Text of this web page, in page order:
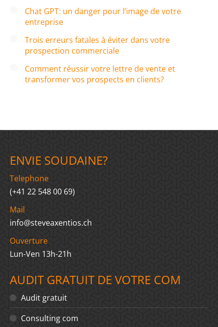
Chat GPT: un danger pour l’image de votre
entreprise
Trois erreurs fatales à éviter dans votre
prospection commerciale
Comment réussir votre lettre de vente et
transformer vos prospects en clients?
ENVIE SOUDAINE?
Telephone
(+41 22 548 00 69)
Mail
info@steveaxentios.ch
Ouverture
Lun-Ven 13h-21h
AUDIT GRATUIT DE VOTRE COM
Audit gratuit
Consulting com